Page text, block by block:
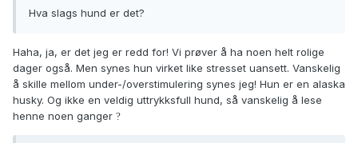
Hva slags hund er det?
Haha, ja, er det jeg er redd for! Vi prøver å ha noen helt rolige
dager også. Men synes hun virket like stresset uansett. Vanskelig
å skille mellom under-/overstimulering synes jeg! Hun er en alaska
husky. Og ikke en veldig uttrykksfull hund, så vanskelig å lese
henne noen ganger ?